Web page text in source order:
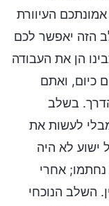
העיוורת
הזה יאפשר לכם
הן את העבודה
כיום, ואתם
בשלב
לעשות את
ישוע לא היה
אחרי
השלב הנוכחי